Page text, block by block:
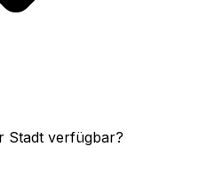
Stadt verfügbar?